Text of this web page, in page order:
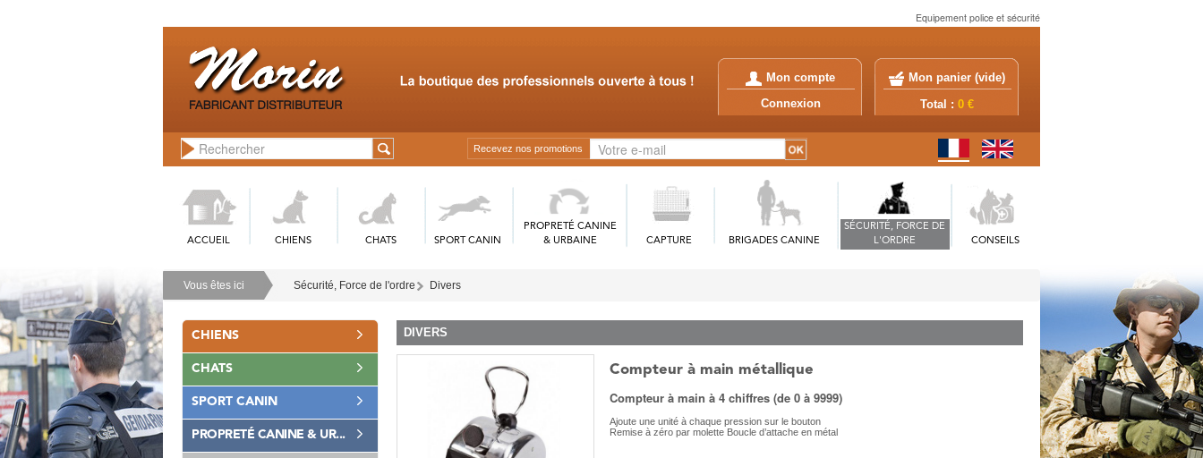
Equipement police et sécurité
Mon compte
Connexion
Mon panier (vide)
Total : 0 €
Recevez nos promotions
ACCUEIL CHIENS CHATS SPORT CANIN
PROPRETÉ CANINE
& URBAINE
CAPTURE BRIGADES CANINE
SÉCURITÉ, FORCE DE
L'ORDRE
CONSEILS
Vous êtes ici Sécurité, Force de l'ordre Divers
CHIENS
CHATS
SPORT CANIN
PROPRETÉ CANINE & UR...
DIVERS
Compteur à main métallique
Compteur à main à 4 chiffres (de 0 à 9999)
Ajoute une unité à chaque pression sur le bouton
Remise à zéro par molette Boucle d’attache en métal